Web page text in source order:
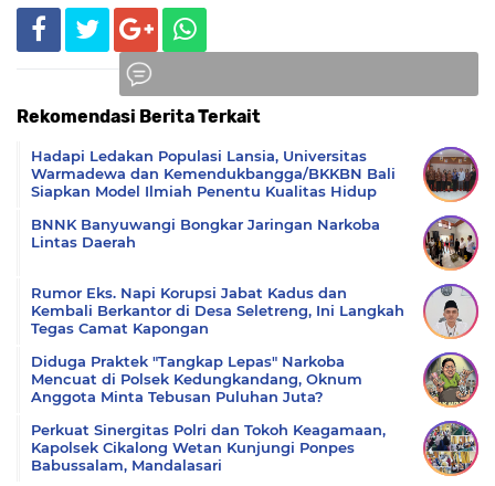
Rekomendasi Berita Terkait
Hadapi Ledakan Populasi Lansia, Universitas
Warmadewa dan Kemendukbangga/BKKBN Bali
Siapkan Model Ilmiah Penentu Kualitas Hidup
BNNK Banyuwangi Bongkar Jaringan Narkoba
Lintas Daerah
Rumor Eks. Napi Korupsi Jabat Kadus dan
Kembali Berkantor di Desa Seletreng, Ini Langkah
Tegas Camat Kapongan
Diduga Praktek "Tangkap Lepas" Narkoba
Mencuat di Polsek Kedungkandang, Oknum
Anggota Minta Tebusan Puluhan Juta?
Perkuat Sinergitas Polri dan Tokoh Keagamaan,
Kapolsek Cikalong Wetan Kunjungi Ponpes
Babussalam, Mandalasari